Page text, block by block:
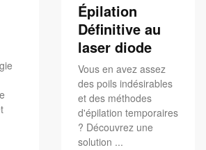
Épilation
Définitive au
laser diode
Vous en avez assez
des poils indésirables
et des méthodes
d'épilation temporaires
? Découvrez une
solution ...